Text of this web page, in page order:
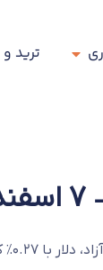
ترید